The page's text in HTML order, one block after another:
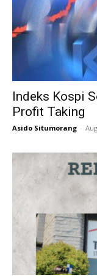
Indeks Kospi
Profit Taking
Asido Situmorang -